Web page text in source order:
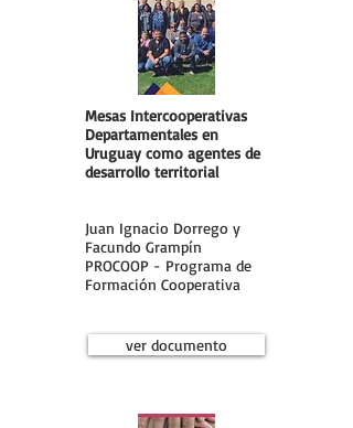
Mesas Intercooperativas
Departamentales en
Uruguay como agentes de
desarrollo territorial
Juan Ignacio Dorrego y
Facundo Grampín
PROCOOP - Programa de
Formación Cooperativa
ver documento